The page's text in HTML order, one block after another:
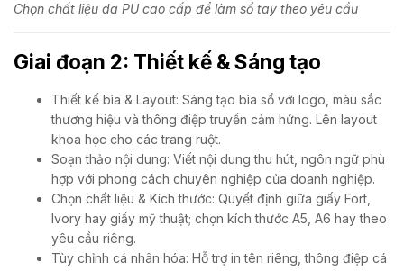
Chọn chất liệu da PU cao cấp để làm sổ tay theo yêu cầu
Giai đoạn 2: Thiết kế & Sáng tạo
Thiết kế bìa & Layout: Sáng tạo bìa sổ với logo, màu sắc
thương hiệu và thông điệp truyền cảm hứng. Lên layout
khoa học cho các trang ruột.
Soạn thảo nội dung: Viết nội dung thu hút, ngôn ngữ phù
hợp với phong cách chuyên nghiệp của doanh nghiệp.
Chọn chất liệu & Kích thước: Quyết định giữa giấy Fort,
Ivory hay giấy mỹ thuật; chọn kích thước A5, A6 hay theo
yêu cầu riêng.
Tùy chỉnh cá nhân hóa: Hỗ trợ in tên riêng, thông điệp cá